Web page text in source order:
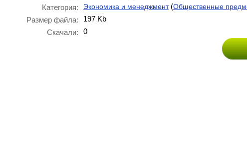
Категория:
Экономика и менеджмент(Общественные
Размер файла:
197 Kb
Скачали:
0